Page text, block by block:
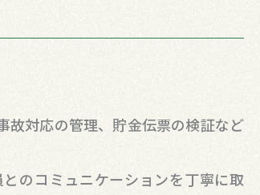
故対応の管理、貯金伝票の検証など
のコミュニケーションを丁寧に取